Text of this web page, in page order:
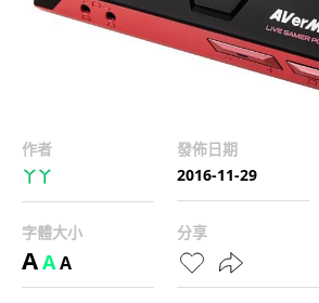
作者
丫丫
發佈日期
2016-11-29
字體大小
AAA
分享